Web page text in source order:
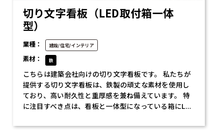
切り文字看板（LED取付箱一体
型）
業種： 建設/住宅/インテリア
素材： 鉄
こちらは建築会社向けの切り文字看板です。 私たちが
提供する切り文字看板は、鉄製の頑丈な素材を使用し
ており、高い耐久性と重厚感を兼ね備えています。 特
に注目すべき点は、看板と一体型になっている箱にL...